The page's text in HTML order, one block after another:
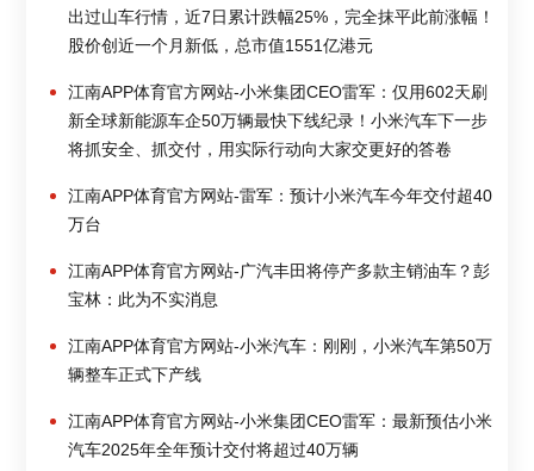
出过山车行情，近7日累计跌幅25%，完全抹平此前涨幅！
股价创近一个月新低，总市值1551亿港元
江南APP体育官方网站-小米集团CEO雷军：仅用602天刷
新全球新能源车企50万辆最快下线纪录！小米汽车下一步
将抓安全、抓交付，用实际行动向大家交更好的答卷
江南APP体育官方网站-雷军：预计小米汽车今年交付超40
万台
江南APP体育官方网站-广汽丰田将停产多款主销油车？彭
宝林：此为不实消息
江南APP体育官方网站-小米汽车：刚刚，小米汽车第50万
辆整车正式下产线
江南APP体育官方网站-小米集团CEO雷军：最新预估小米
汽车2025年全年预计交付将超过40万辆